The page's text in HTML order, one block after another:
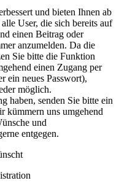
und bieten Ihnen ab
User, die sich bereits auf
einen Beitrag oder
anzumelden. Da die
Sie bitte die Funktion
einen Zugang per
ein neues Passwort),
möglich.
haben, senden Sie bitte ein
kümmern uns umgehend
und
entgegen.